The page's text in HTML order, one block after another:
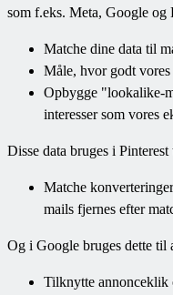
som f.eks. Meta, Google og
Matche dine data til
Måle, hvor godt
Opbygge "lookalike-
interesser som vores
Disse data bruges i Pinterest
Matche
mails fjernes efter
Og i Google bruges dette til
Tilknytte